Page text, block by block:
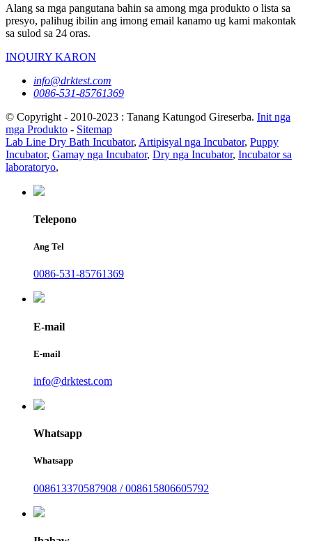
Alang sa mga pangutana bahin sa among mga produkto o lista sa
presyo, palihug ibilin ang imong email kanamo ug kami makontak
sa sulod sa 24 oras.
INQUIRY KARON
info@drktest.com
0086-531-85761369
© Copyright - 2010-2023 : Tanang Katungod Gireserba. Init nga
mga Produkto - Sitemap
Lab Line Dry Bath Incubator, Artipisyal nga Incubator, Puppy
Incubator, Gamay nga Incubator, Dry nga Incubator, Incubator sa
laboratoryo,
Telepono
Ang Tel
0086-531-85761369
E-mail
E-mail
info@drktest.com
Whatsapp
Whatsapp
008613370587908 / 008615806605792